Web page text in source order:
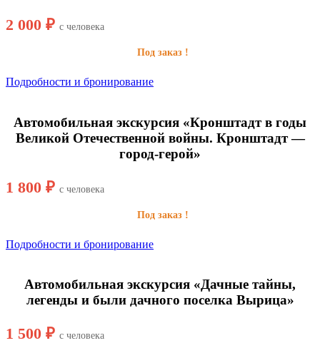
2 000 ₽ с человека
Под заказ !
Подробности и бронирование
Автомобильная экскурсия «Кронштадт в годы
Великой Отечественной войны. Кронштадт —
город-герой»
1 800 ₽ с человека
Под заказ !
Подробности и бронирование
Автомобильная экскурсия «Дачные тайны,
легенды и были дачного поселка Вырица»
1 500 ₽ с человека